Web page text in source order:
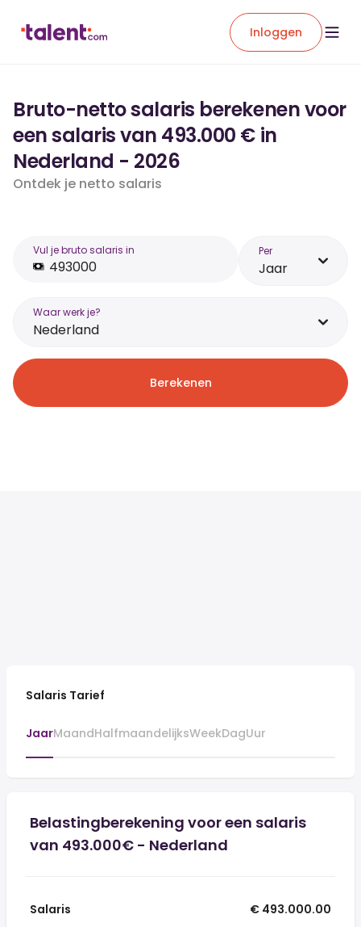
Inloggen
Bruto-netto salaris berekenen voor
een salaris van 493.000 € in
Nederland - 2026
Ontdek je netto salaris
Vul je bruto salaris in Per
Jaar
Waar werk je?
Nederland
Berekenen
Salaris Tarief
JaarMaandHalfmaandelijksWeekDagUur
Belastingberekening voor een salaris
van 493.000€ - Nederland
Salaris
€ 493.000.00